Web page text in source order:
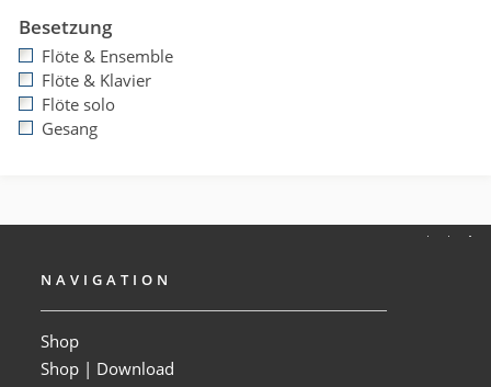
Besetzung
Flöte & Ensemble
Flöte & Klavier
Flöte solo
Gesang
NAVIGATION
Shop
Shop | Download